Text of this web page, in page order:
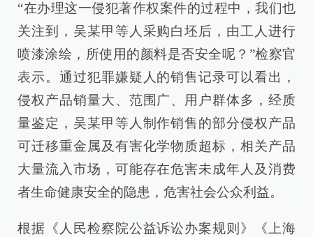
“在办理这一侵犯著作权案件的过程中，我们也
关注到，吴某甲等人采购白坯后，由工人进行
喷漆涂绘，所使用的颜料是否安全呢？”检察官
表示。通过犯罪嫌疑人的销售记录可以看出，
侵权产品销量大、范围广、用户群体多，经质
量鉴定，吴某甲等人制作销售的部分侵权产品
可迁移重金属及有害化学物质超标，相关产品
大量流入市场，可能存在危害未成年人及消费
者生命健康安全的隐患，危害社会公众利益。
根据《人民检察院公益诉讼办案规则》《上海